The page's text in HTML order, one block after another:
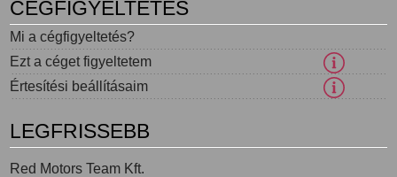
CÉGFIGYELTETÉS
Mi a cégfigyeltetés?
Ezt a céget figyeltetem
Értesítési beállításaim
LEGFRISSEBB
Red Motors Team Kft.